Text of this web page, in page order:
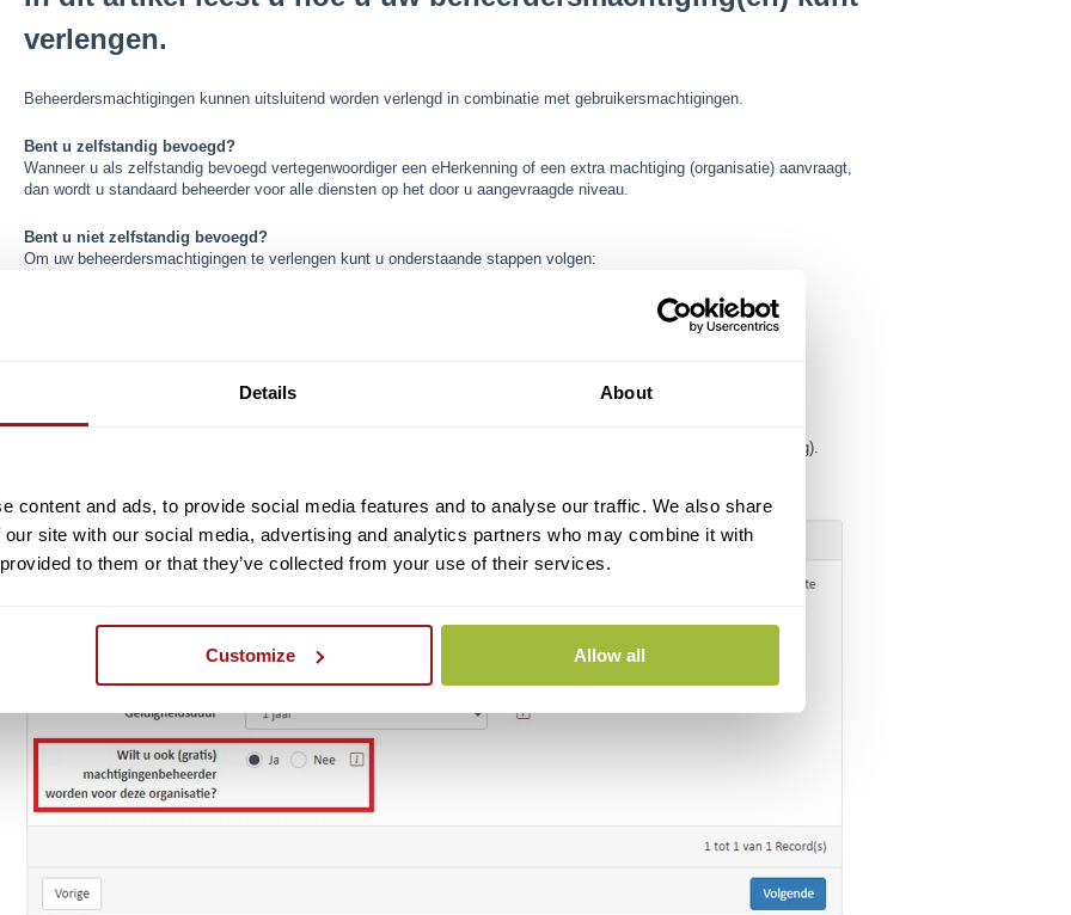
Details About
content and ads, to provide social media features and to analyse our traffic. We also share
site with our social media, advertising and analytics partners who may combine it with
to them or that they’ve collected from your use of their services.
Customize Allow all
verlengen.
Beheerdersmachtigingen kunnen uitsluitend worden verlengd in combinatie met gebruikersmachtigingen.
Bent u zelfstandig bevoegd?
Wanneer u als zelfstandig bevoegd vertegenwoordiger een eHerkenning of een extra machtiging (organisatie) aanvraagt,
dan wordt u standaard beheerder voor alle diensten op het door u aangevraagde niveau.
Bent u niet zelfstandig bevoegd?
Om uw beheerdersmachtigingen te verlengen kunt u onderstaande stappen volgen:
Bij de stap “machtigingen” kunt u aangeven dat u ook beheerder wilt worden (zie onderstaande afbeelding).